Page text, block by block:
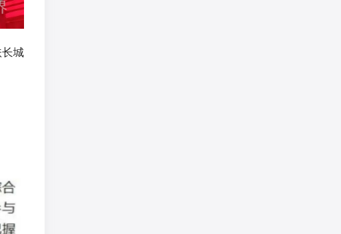
城